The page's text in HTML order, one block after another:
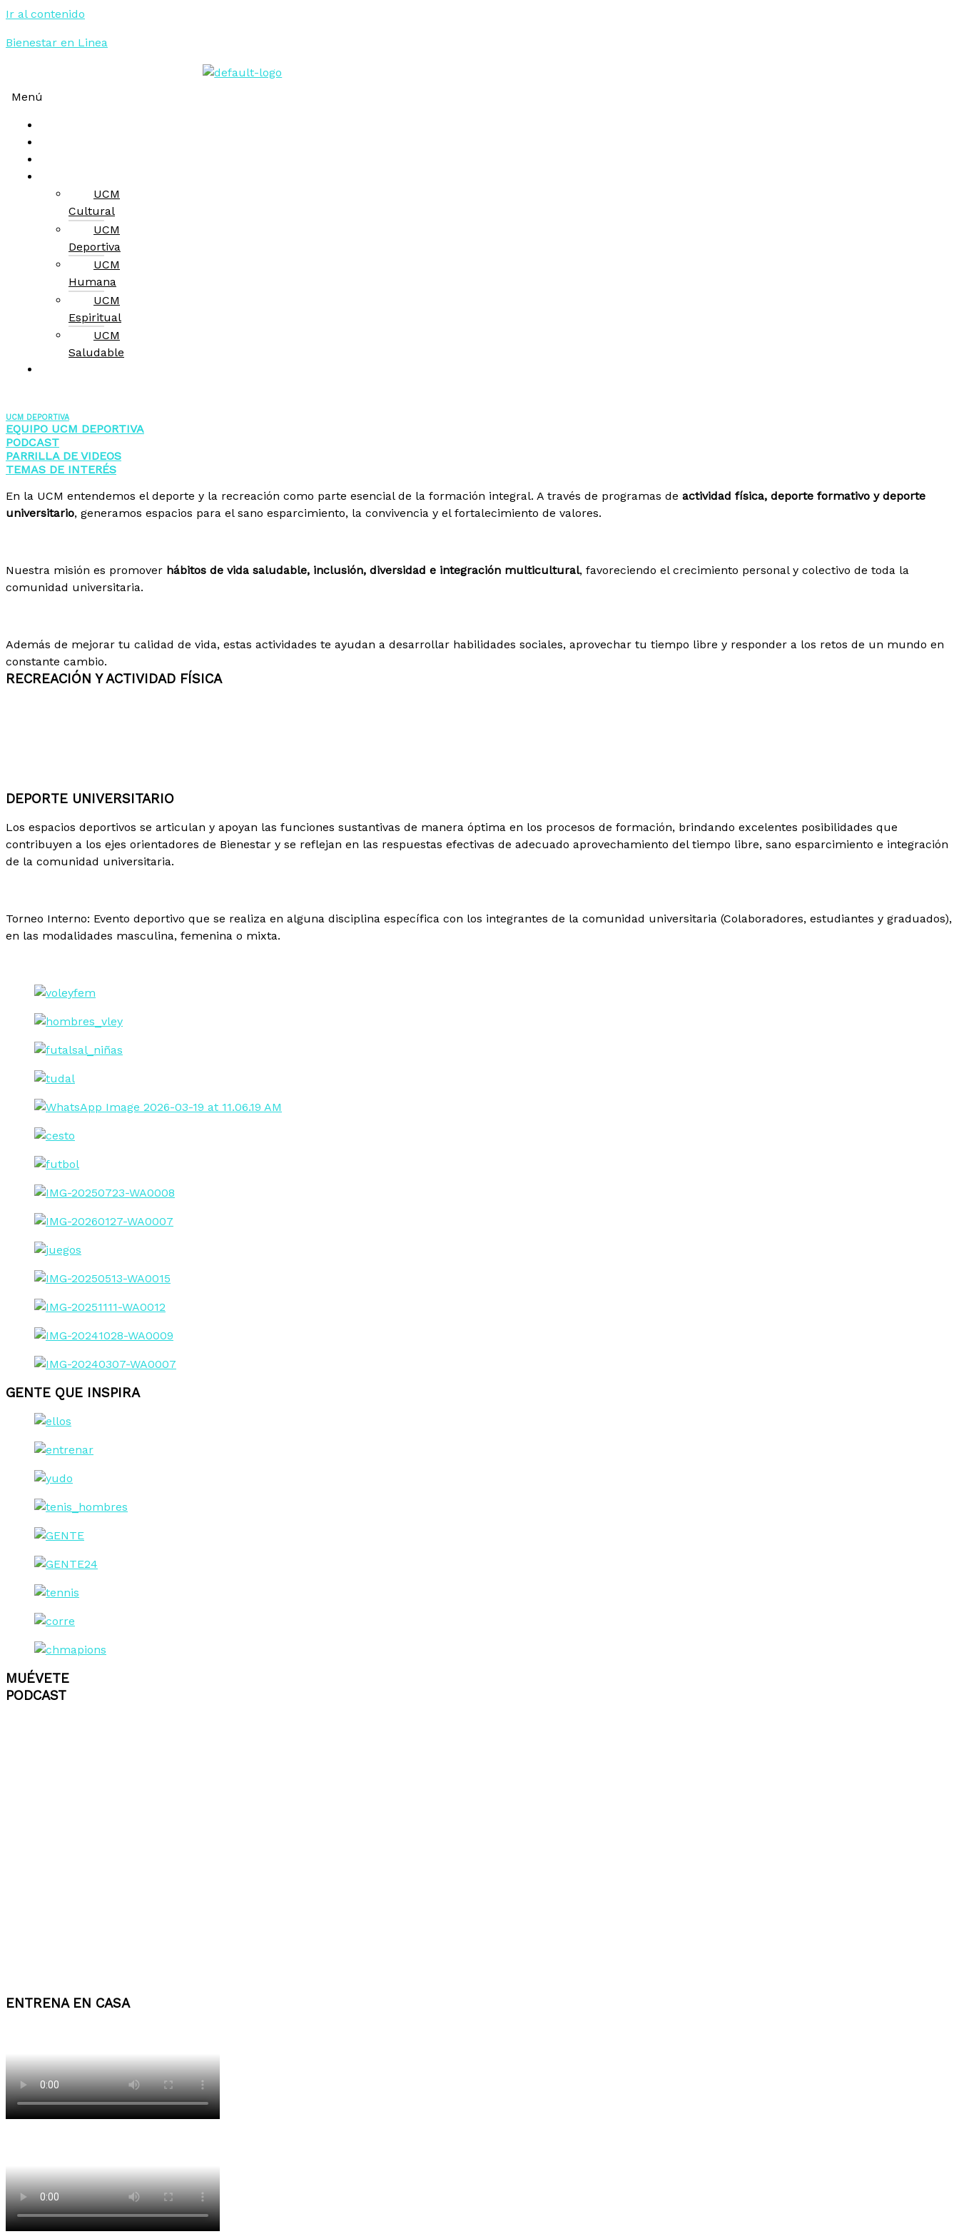
Ir al contenido
Bienestar en Linea
Menú
UCM
Cultural
UCM
Deportiva
UCM
Humana
UCM
Espiritual
UCM
Saludable
UCM DEPORTIVA
EQUIPO UCM DEPORTIVA
PODCAST
PARRILLA DE VIDEOS
TEMAS DE INTERÉS
En la UCM entendemos el deporte y la recreación como parte esencial de la formación integral. A través de programas de actividad física, deporte formativo y deporte
universitario, generamos espacios para el sano esparcimiento, la convivencia y el fortalecimiento de valores.
Nuestra misión es promover hábitos de vida saludable, inclusión, diversidad e integración multicultural, favoreciendo el crecimiento personal y colectivo de toda la
comunidad universitaria.
Además de mejorar tu calidad de vida, estas actividades te ayudan a desarrollar habilidades sociales, aprovechar tu tiempo libre y responder a los retos de un mundo en
constante cambio.
RECREACIÓN Y ACTIVIDAD FÍSICA
DEPORTE UNIVERSITARIO
Los espacios deportivos se articulan y apoyan las funciones sustantivas de manera óptima en los procesos de formación, brindando excelentes posibilidades que
contribuyen a los ejes orientadores de Bienestar y se reflejan en las respuestas efectivas de adecuado aprovechamiento del tiempo libre, sano esparcimiento e integración
de la comunidad universitaria.
Torneo Interno: Evento deportivo que se realiza en alguna disciplina específica con los integrantes de la comunidad universitaria (Colaboradores, estudiantes y graduados),
en las modalidades masculina, femenina o mixta.
GENTE QUE INSPIRA
MUÉVETE
PODCAST
ENTRENA EN CASA